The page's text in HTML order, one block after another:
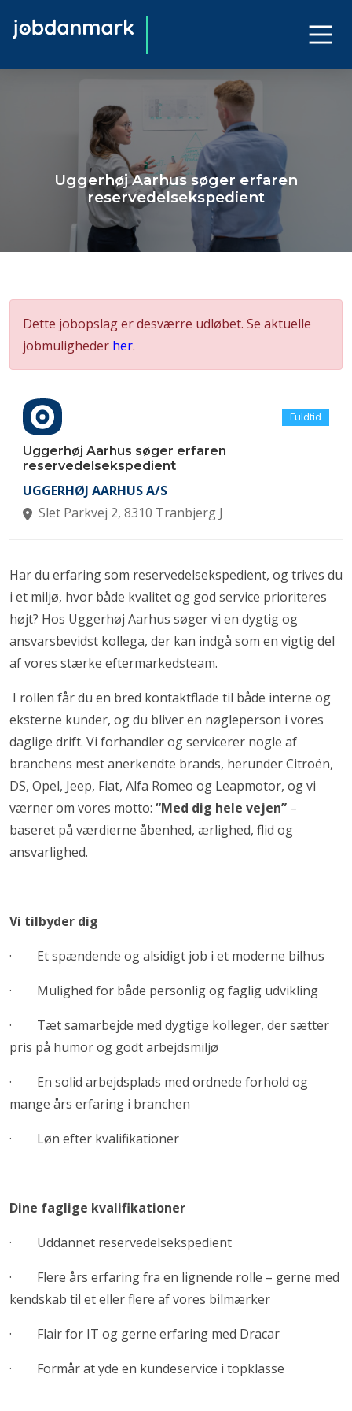
Uggerhøj Aarhus søger erfaren
reservedelsekspedient
Dette jobopslag er desværre udløbet. Se aktuelle
jobmuligheder her.
Fuldtid
Uggerhøj Aarhus søger erfaren
reservedelsekspedient
UGGERHØJ AARHUS A/S
Slet Parkvej 2, 8310 Tranbjerg J
Har du erfaring som reservedelsekspedient, og trives du
i et miljø, hvor både kvalitet og god service prioriteres
højt? Hos Uggerhøj Aarhus søger vi en dygtig og
ansvarsbevidst kollega, der kan indgå som en vigtig del
af vores stærke eftermarkedsteam.
I rollen får du en bred kontaktflade til både interne og
eksterne kunder, og du bliver en nøgleperson i vores
daglige drift. Vi forhandler og servicerer nogle af
branchens mest anerkendte brands, herunder Citroën,
DS, Opel, Jeep, Fiat, Alfa Romeo og Leapmotor, og vi
værner om vores motto: “Med dig hele vejen” –
baseret på værdierne åbenhed, ærlighed, flid og
ansvarlighed.
Vi tilbyder dig
· Et spændende og alsidigt job i et moderne bilhus
· Mulighed for både personlig og faglig udvikling
· Tæt samarbejde med dygtige kolleger, der sætter
pris på humor og godt arbejdsmiljø
· En solid arbejdsplads med ordnede forhold og
mange års erfaring i branchen
· Løn efter kvalifikationer
Dine faglige kvalifikationer
· Uddannet reservedelsekspedient
· Flere års erfaring fra en lignende rolle – gerne med
kendskab til et eller flere af vores bilmærker
· Flair for IT og gerne erfaring med Dracar
· Formår at yde en kundeservice i topklasse